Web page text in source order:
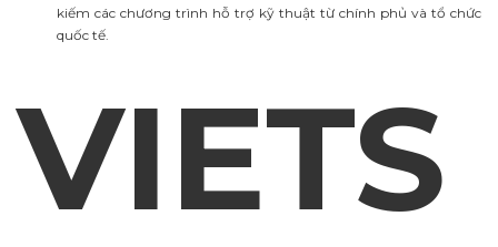
kiếm các chương trình hỗ trợ kỹ thuật từ chính phủ và tổ chức
quốc tế.
VIETS